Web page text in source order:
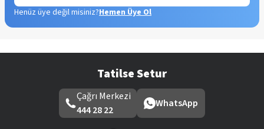
Henüz üye değil misiniz?Hemen Üye Ol
Tatilse Setur
Çağrı Merkezi
444 28 22
WhatsApp